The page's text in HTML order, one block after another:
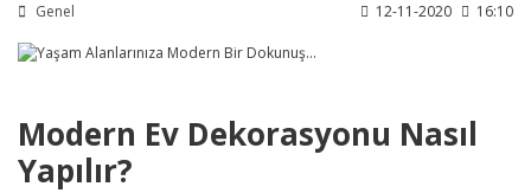
Genel 12-11-2020 16:10
Modern Ev Dekorasyonu Nasıl
Yapılır?